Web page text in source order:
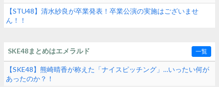
【STU48】清水紗良が卒業発表！卒業公演の実施はございませ
ん！！
SKE48まとめはエメラルド 一覧
【SKE48】熊崎晴香が称えた「ナイスピッチング」…いったい何が
あったのか？！